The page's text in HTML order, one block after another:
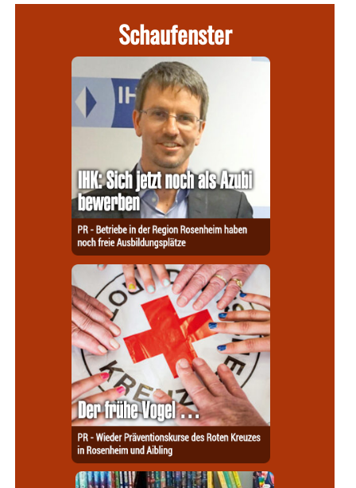
Schaufenster